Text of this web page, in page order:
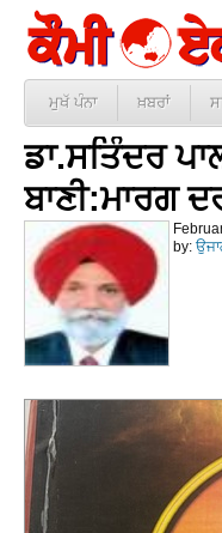
ਮੁਖੱ ਪੰਨਾ ਖ਼ਬਰਾਂ
ਡਾ.ਸਤਿੰਦਰ
ਬਾਣੀ:ਮਾਰਗ
by: